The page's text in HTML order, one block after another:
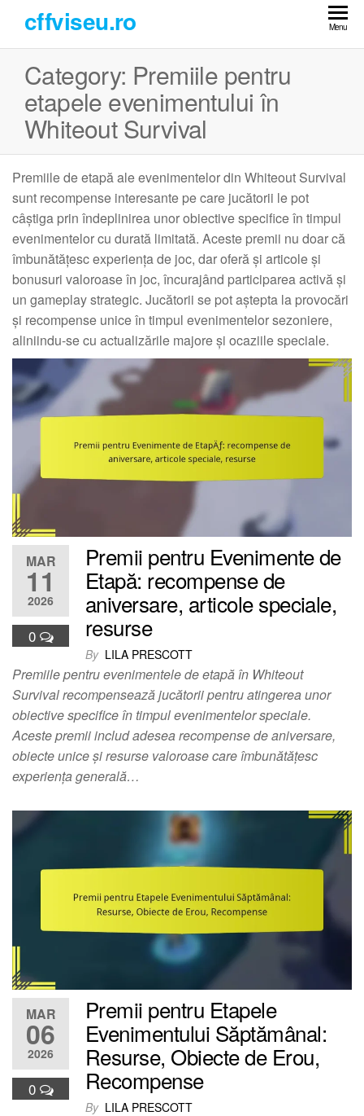
the
content
cffviseu.ro Menu
Category: Premiile pentru
etapele evenimentului în
Whiteout Survival
Premiile de etapă ale evenimentelor din Whiteout Survival
sunt recompense interesante pe care jucătorii le pot
câștiga prin îndeplinirea unor obiective specifice în timpul
evenimentelor cu durată limitată. Aceste premii nu doar că
îmbunătățesc experiența de joc, dar oferă și articole și
bonusuri valoroase în joc, încurajând participarea activă și
un gameplay strategic. Jucătorii se pot aștepta la provocări
și recompense unice în timpul evenimentelor sezoniere,
aliniindu-se cu actualizările majore și ocaziile speciale.
MAR
11
2026
0
Premii pentru Evenimente de
Etapă: recompense de
aniversare, articole speciale,
resurse
By LILA PRESCOTT
Premiile pentru evenimentele de etapă în Whiteout
Survival recompensează jucătorii pentru atingerea unor
obiective specifice în timpul evenimentelor speciale.
Aceste premii includ adesea recompense de aniversare,
obiecte unice și resurse valoroase care îmbunătățesc
experiența generală…
MAR
06
2026
0
Premii pentru Etapele
Evenimentului Săptămânal:
Resurse, Obiecte de Erou,
Recompense
By LILA PRESCOTT